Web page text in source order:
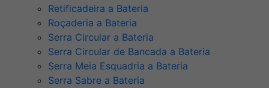
Retificadeira a Bateria
Roçaderia a Bateria
Serra Circular a Bateria
Serra Circular de Bancada a Bateria
Serra Meia Esquadria a Bateria
Serra Sabre a Bateria